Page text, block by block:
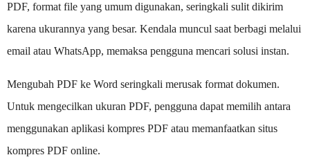
PDF, format file yang umum digunakan, seringkali sulit dikirim
karena ukurannya yang besar. Kendala muncul saat berbagi melalui
email atau WhatsApp, memaksa pengguna mencari solusi instan.
Mengubah PDF ke Word seringkali merusak format dokumen.
Untuk mengecilkan ukuran PDF, pengguna dapat memilih antara
menggunakan aplikasi kompres PDF atau memanfaatkan situs
kompres PDF online.